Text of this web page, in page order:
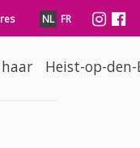
NL FR
Heist-op-den-